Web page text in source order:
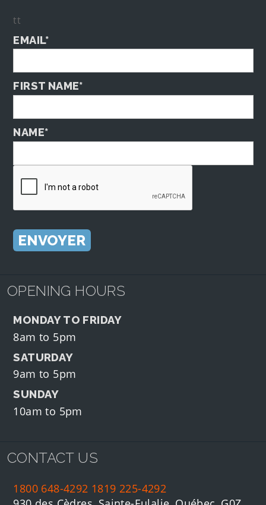
tt
EMAIL*
FIRST NAME*
NAME*
OPENING HOURS
MONDAY TO FRIDAY
8am to 5pm
SATURDAY
9am to 5pm
SUNDAY
10am to 5pm
CONTACT US
1800 648-4292 1819 225-4292